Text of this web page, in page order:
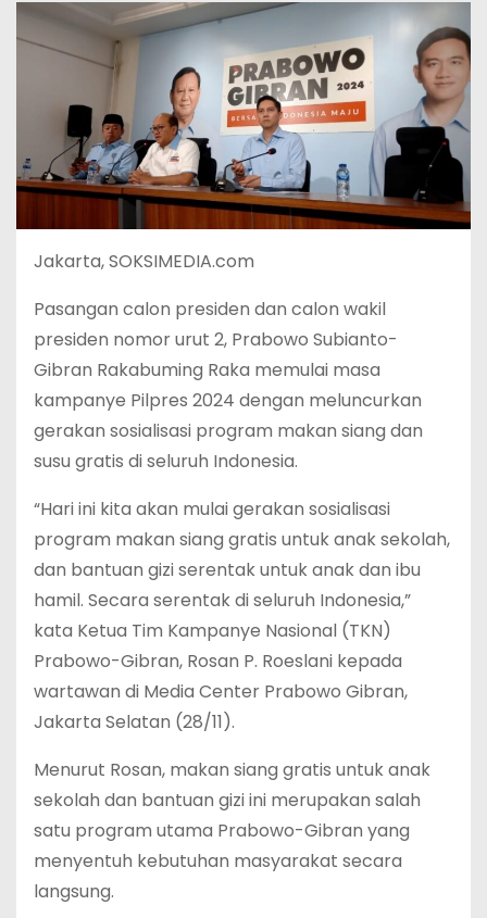
Jakarta, SOKSIMEDIA.com
Pasangan calon presiden dan calon wakil
presiden nomor urut 2, Prabowo Subianto-
Gibran Rakabuming Raka memulai masa
kampanye Pilpres 2024 dengan meluncurkan
gerakan sosialisasi program makan siang dan
susu gratis di seluruh Indonesia.
“Hari ini kita akan mulai gerakan sosialisasi
program makan siang gratis untuk anak sekolah,
dan bantuan gizi serentak untuk anak dan ibu
hamil. Secara serentak di seluruh Indonesia,”
kata Ketua Tim Kampanye Nasional (TKN)
Prabowo-Gibran, Rosan P. Roeslani kepada
wartawan di Media Center Prabowo Gibran,
Jakarta Selatan (28/11).
Menurut Rosan, makan siang gratis untuk anak
sekolah dan bantuan gizi ini merupakan salah
satu program utama Prabowo-Gibran yang
menyentuh kebutuhan masyarakat secara
langsung.